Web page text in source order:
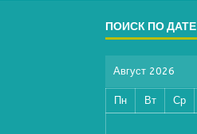
ПОИСК ПО ДАТЕ
Август 2026
Пн Вт Ср